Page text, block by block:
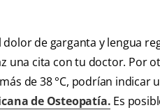
de garganta y lengua
una cita con tu doctor. Por
de 38 °C, podrían indicar
de Osteopatía. Es